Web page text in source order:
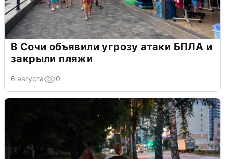
В Сочи объявили угрозу атаки БПЛА и
закрыли пляжи
6 августа 0